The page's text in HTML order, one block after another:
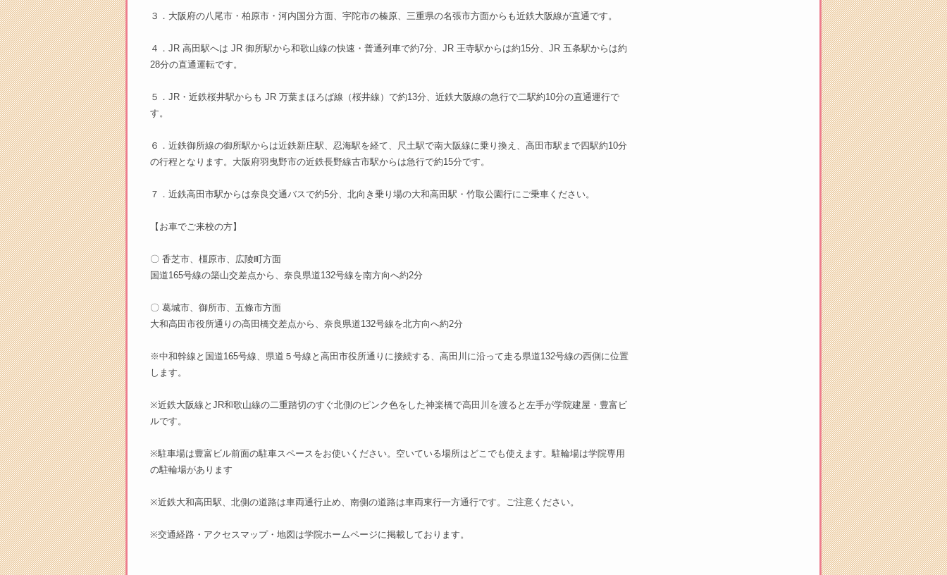
３．大阪府の八尾市・柏原市・河内国分方面、宇陀市の榛原、三重県の名張市方面からも近鉄大阪線が直通です。
４．JR 高田駅へは JR 御所駅から和歌山線の快速・普通列車で約7分、JR 王寺駅からは約15分、JR 五条駅からは約
28分の直通運転です。
５．JR・近鉄桜井駅からも JR 万葉まほろば線（桜井線）で約13分、近鉄大阪線の急行で二駅約10分の直通運行で
す。
６．近鉄御所線の御所駅からは近鉄新庄駅、忍海駅を経て、尺土駅で南大阪線に乗り換え、高田市駅まで四駅約10分
の行程となります。大阪府羽曳野市の近鉄長野線古市駅からは急行で約15分です。
７．近鉄高田市駅からは奈良交通バスで約5分、北向き乗り場の大和高田駅・竹取公園行にご乗車ください。
【お車でご来校の方】
〇 香芝市、橿原市、広陵町方面
国道165号線の築山交差点から、奈良県道132号線を南方向へ約2分
〇 葛城市、御所市、五條市方面
大和高田市役所通りの高田橋交差点から、奈良県道132号線を北方向へ約2分
※中和幹線と国道165号線、県道５号線と高田市役所通りに接続する、高田川に沿って走る県道132号線の西側に位置
します。
※近鉄大阪線とJR和歌山線の二重踏切のすぐ北側のピンク色をした神楽橋で高田川を渡ると左手が学院建屋・豊富ビ
ルです。
※駐車場は豊富ビル前面の駐車スペースをお使いください。空いている場所はどこでも使えます。駐輪場は学院専用
の駐輪場があります
※近鉄大和高田駅、北側の道路は車両通行止め、南側の道路は車両東行一方通行です。ご注意ください。
※交通経路・アクセスマップ・地図は学院ホームページに掲載しております。